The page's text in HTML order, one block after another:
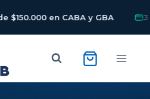
en CABA y GBA 3 y